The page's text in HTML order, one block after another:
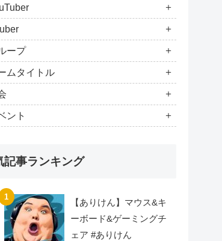
ープ
ムタイトル
ント
記事ランキング
【ありけん】マウス&キ
ーボード&ゲーミングチ
ェア #ありけん